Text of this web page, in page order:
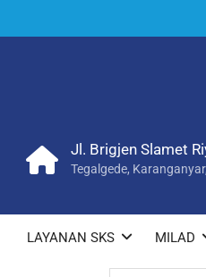
Jl. Brigjen Slamet
Tegalgede,
LAYANAN SKS MILAD
Search